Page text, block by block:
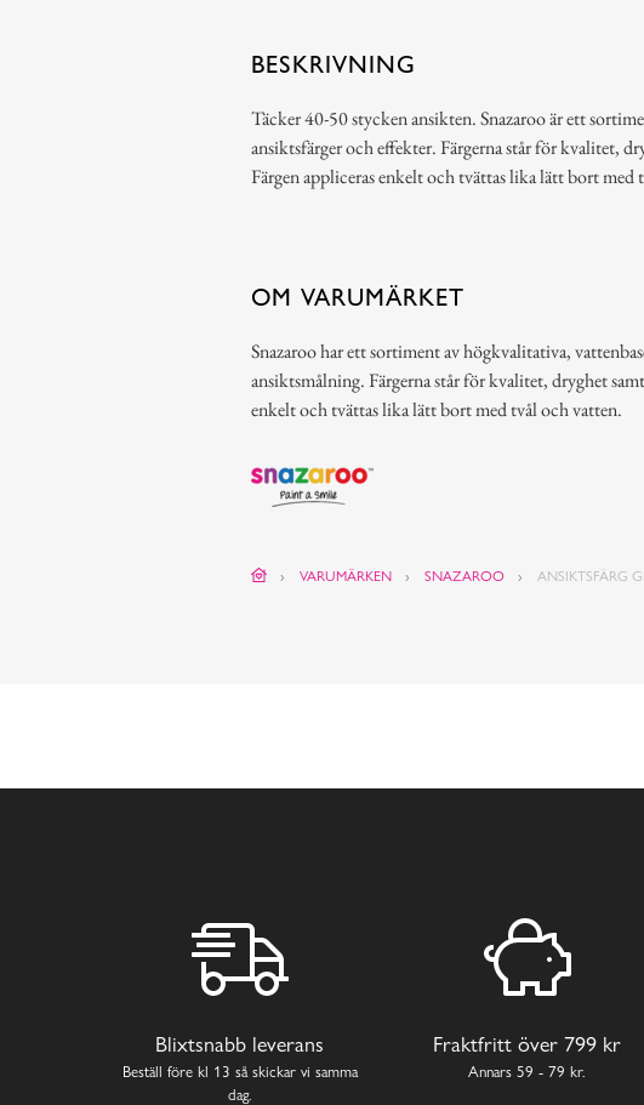
BESKRIVNING
Täcker 40-50 stycken ansikten. Snazaroo är ett
ansiktsfärger och effekter. Färgerna står för kvalitet,
Färgen appliceras enkelt och tvättas lika lätt bort med
OM VARUMÄRKET
Snazaroo har ett sortiment av högkvalitativa,
ansiktsmålning. Färgerna står för kvalitet, dryghet
enkelt och tvättas lika lätt bort med tvål och vatten.
VARUMÄRKEN SNAZAROO ANSIKTSFÄRG
Blixtsnabb leverans
Beställ före kl 13 så skickar vi samma
dag.
Fraktfritt över 799 kr
Annars 59 - 79 kr.